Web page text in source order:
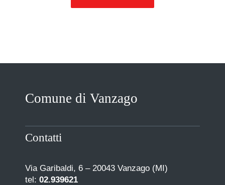
Comune di Vanzago
Contatti
Via Garibaldi, 6 – 20043 Vanzago (MI)
tel: 02.939621